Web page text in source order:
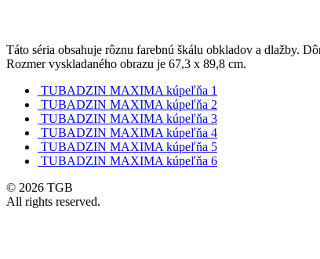
Táto séria obsahuje rôznu farebnú škálu obkladov a dlažby.
Rozmer vyskladaného obrazu je 67,3 x 89,8 cm.
TUBADZIN MAXIMA kúpeľňa 1
TUBADZIN MAXIMA kúpeľňa 2
TUBADZIN MAXIMA kúpeľňa 3
TUBADZIN MAXIMA kúpeľňa 4
TUBADZIN MAXIMA kúpeľňa 5
TUBADZIN MAXIMA kúpeľňa 6
© 2026 TGB
All rights reserved.